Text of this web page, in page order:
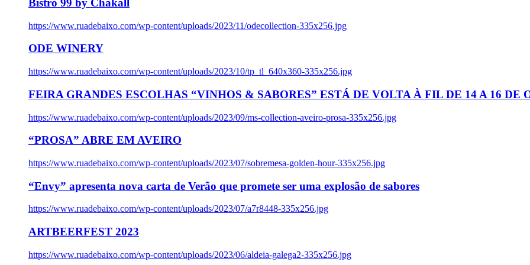
Bistro 99 by Chakall
https://www.ruadebaixo.com/wp-content/uploads/2023/11/odecollection-335x256.jpg
ODE WINERY
https://www.ruadebaixo.com/wp-content/uploads/2023/10/tp_tl_640x360-335x256.jpg
FEIRA GRANDES ESCOLHAS “VINHOS & SABORES” ESTÁ DE VOLTA À FIL DE 14 A 16 DE
https://www.ruadebaixo.com/wp-content/uploads/2023/09/ms-collection-aveiro-prosa-335x256.jpg
“PROSA” ABRE EM AVEIRO
https://www.ruadebaixo.com/wp-content/uploads/2023/07/sobremesa-golden-hour-335x256.jpg
“Envy” apresenta nova carta de Verão que promete ser uma explosão de sabores
https://www.ruadebaixo.com/wp-content/uploads/2023/07/a7r8448-335x256.jpg
ARTBEERFEST 2023
https://www.ruadebaixo.com/wp-content/uploads/2023/06/aldeia-galega2-335x256.jpg